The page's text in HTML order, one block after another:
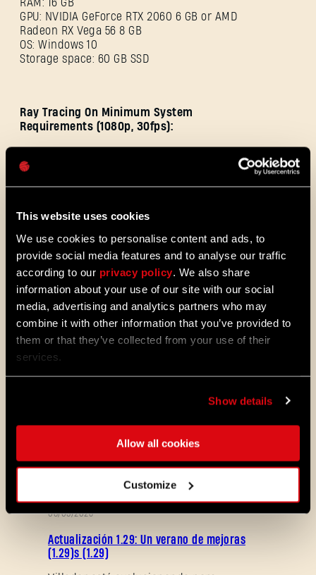
This website uses cookies
We use cookies to personalise content and ads, to
provide social media features and to analyse our traffic
according to our privacy policy . We also share
information about your use of our site with our social
media, advertising and analytics partners who may
combine it with other information that you’ve provided to
them or that they’ve collected from your use of their
services.
Show details
Allow all cookies
Customize
RAM: 16 GB
GPU: NVIDIA GeForce RTX 2060 6 GB or AMD
Radeon RX Vega 56 8 GB
OS: Windows 10
Storage space: 60 GB SSD
Ray Tracing On Minimum System
Requirements (1080p, 30fps):
GPU: NVIDIA GeForce RTX 2070 8 GB
OS: Windows 10
Storage space: 60 GB SSD
Ray Tracing On Recommended System
Requirements (1080p, 60fps):
OS: Windows 10
Storage space: 60 GB SDD
08/03/2026
Actualización 1.29: Un verano de mejoras
(1.29)s (1.29)
Dirección de correo electrónico